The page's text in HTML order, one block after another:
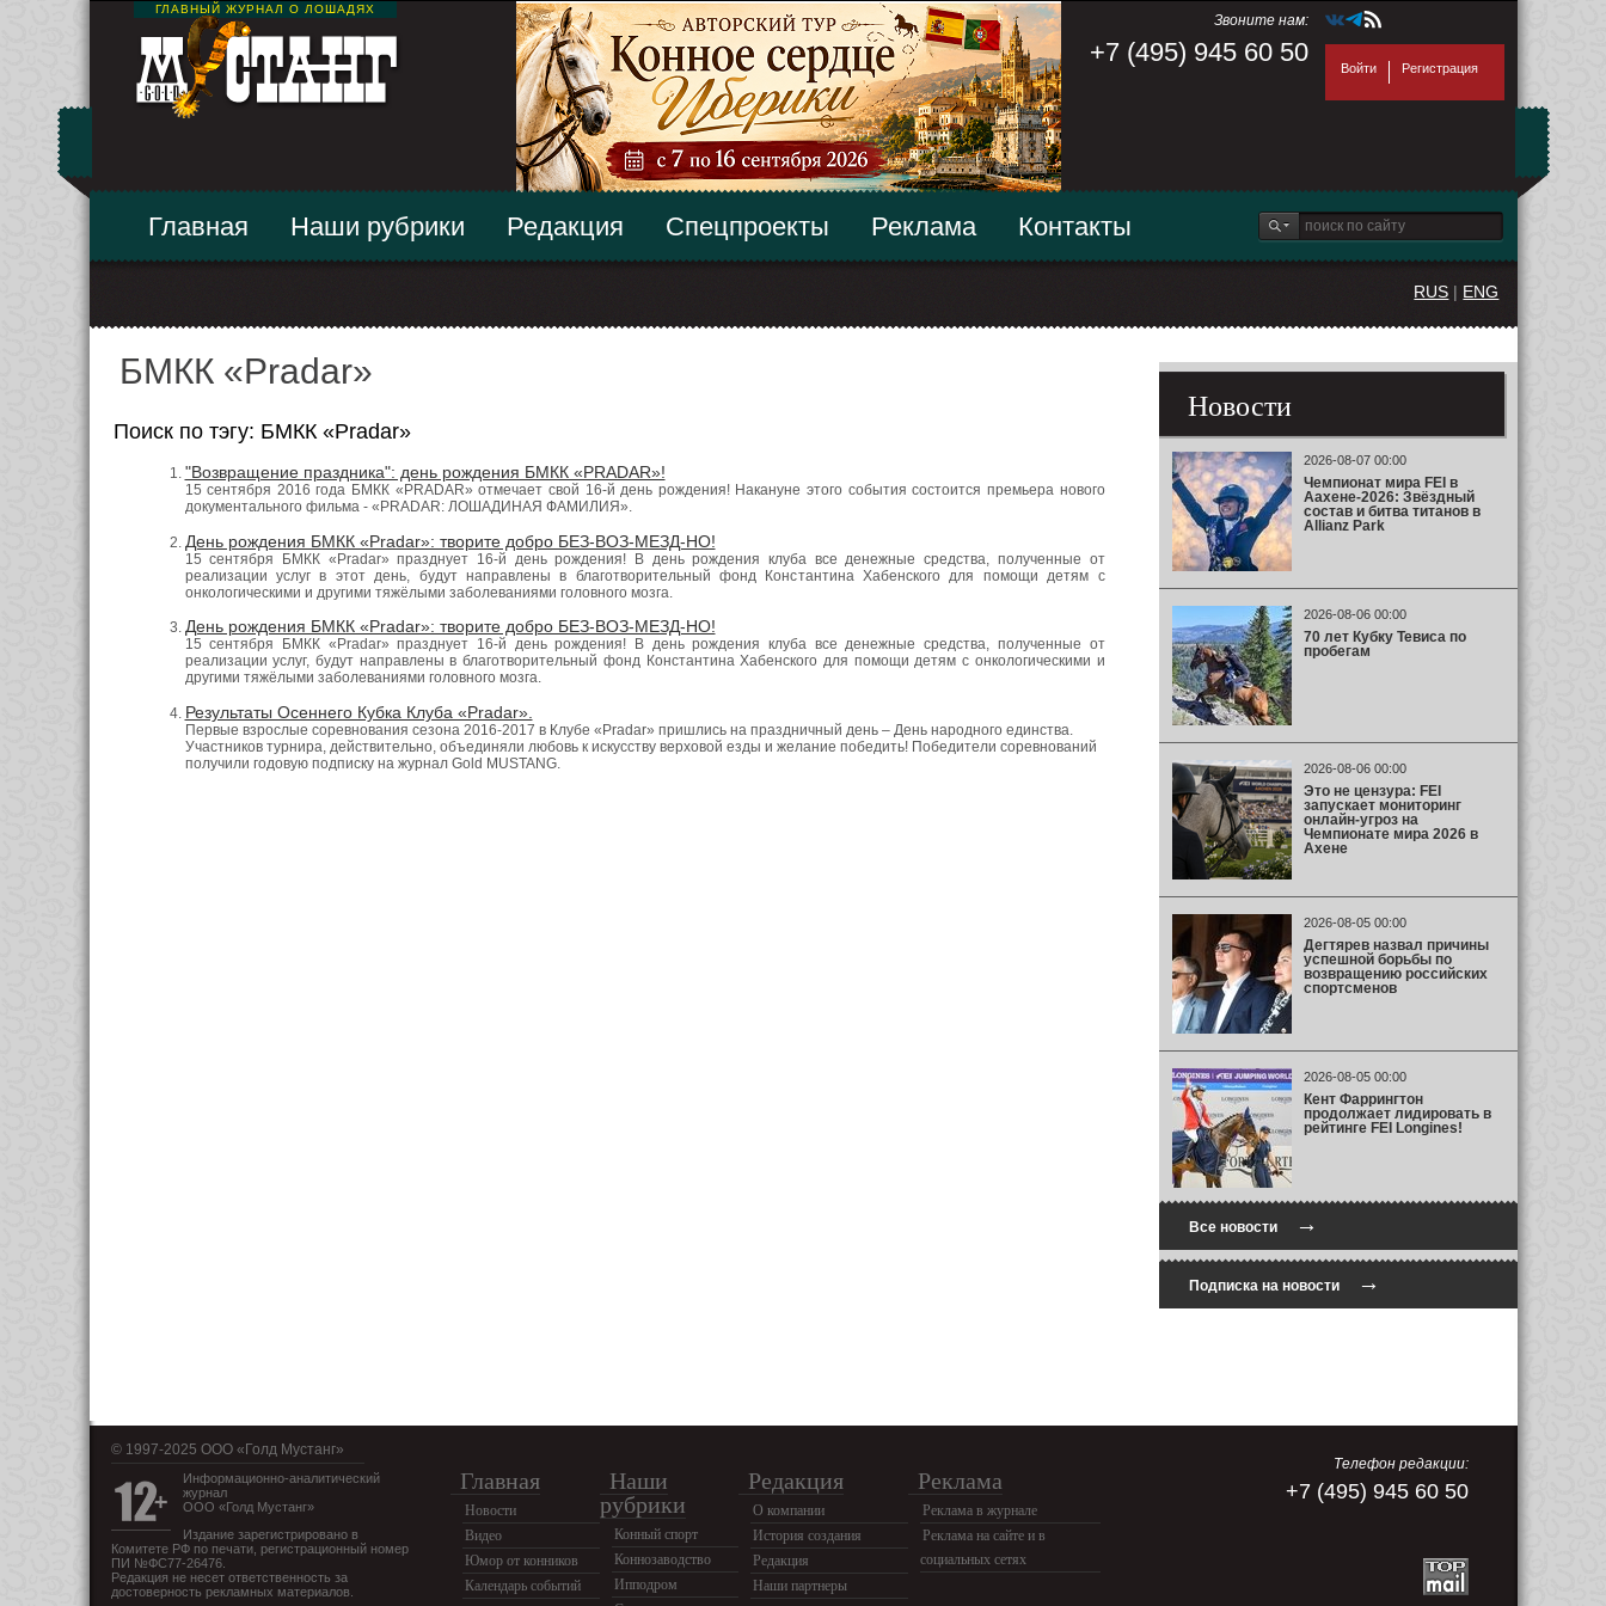
ГЛАВНЫЙ ЖУРНАЛ О ЛОШАДЯХ
Звоните нам:
+7 (495) 945 60 50
Войти Регистрация
Главная Наши рубрики Редакция Спецпроекты Реклама Контакты
RUS | ENG
БМКК «Pradar»
Поиск по тэгу: БМКК «Pradar»
"Возвращение праздника": день рождения БМКК «PRADAR»!
15 сентября 2016 года БМКК «PRADAR» отмечает свой 16-й день рождения! Накануне этого события состоится премьера нового
документального фильма - «PRADAR: ЛОШАДИНАЯ ФАМИЛИЯ».
День рождения БМКК «Pradar»: творите добро БЕЗ-ВОЗ-МЕЗД-НО!
15 сентября БМКК «Pradar» празднует 16-й день рождения! В день рождения клуба все денежные средства, полученные от
реализации услуг в этот день, будут направлены в благотворительный фонд Константина Хабенского для помощи детям с
онкологическими и другими тяжёлыми заболеваниями головного мозга.
День рождения БМКК «Pradar»: творите добро БЕЗ-ВОЗ-МЕЗД-НО!
15 сентября БМКК «Pradar» празднует 16-й день рождения! В день рождения клуба все денежные средства, полученные от
реализации услуг, будут направлены в благотворительный фонд Константина Хабенского для помощи детям с онкологическими и
другими тяжёлыми заболеваниями головного мозга.
Результаты Осеннего Кубка Клуба «Pradar».
Первые взрослые соревнования сезона 2016-2017 в Клубе «Pradar» пришлись на праздничный день – День народного единства.
Участников турнира, действительно, объединяли любовь к искусству верховой езды и желание победить! Победители соревнований
получили годовую подписку на журнал Gold MUSTANG.
Новости
2026-08-07 00:00
Чемпионат мира FEI в
Аахене-2026: Звёздный
состав и битва титанов в
Allianz Park
2026-08-06 00:00
70 лет Кубку Тевиса по
пробегам
2026-08-06 00:00
Это не цензура: FEI
запускает мониторинг
онлайн-угроз на
Чемпионате мира 2026 в
Ахене
2026-08-05 00:00
Дегтярев назвал причины
успешной борьбы по
возвращению российских
спортсменов
2026-08-05 00:00
Кент Фаррингтон
продолжает лидировать в
рейтинге FEI Longines!
Все новости→
Подписка на новости→
© 1997-2025 OOO «Голд Мустанг»
Информационно-аналитический
журнал
ООО «Голд Мустанг»
Издание зарегистрировано в
Комитете РФ по печати, регистрационный номер
ПИ №ФС77-26476.
Редакция не несет ответственность за
достоверность рекламных материалов.
Главная
Новости
Видео
Юмор от конников
Календарь событий
Наши
рубрики
Конный спорт
Коннозаводство
Ипподром
Редакция
О компании
История создания
Редакция
Наши партнеры
Реклама
Реклама в журнале
Реклама на сайте и в
социальных сетях
Телефон редакции:
+7 (495) 945 60 50